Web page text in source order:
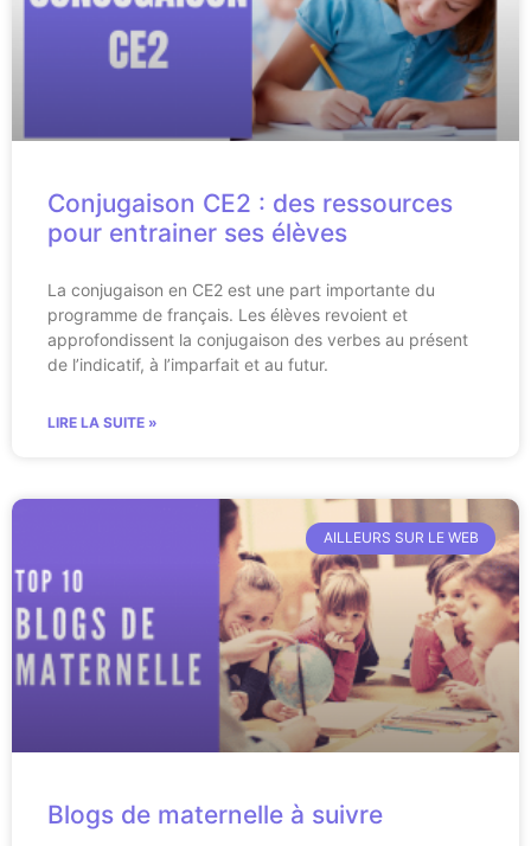
Conjugaison CE2 : des ressources
pour entrainer ses élèves
La conjugaison en CE2 est une part importante du
programme de français. Les élèves revoient et
approfondissent la conjugaison des verbes au présent
de l’indicatif, à l’imparfait et au futur.
LIRE LA SUITE »
AILLEURS SUR LE WEB
Blogs de maternelle à suivre